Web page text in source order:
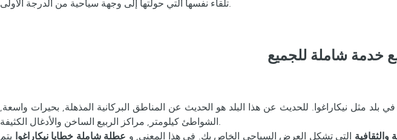
تلقاء نفسها التي حولتها إلى وجهة سياحية من الدرجة الأولى.
خدمة شاملة للجميع
مثل نيكاراغوا. للحديث عن هذا البلد هو الحديث عن المناطق البركانية المذهلة, بحيرات واسعة,
الشواطئ كيلومتر, مراكز الربيع الساخن والأدغال الكثيفة.
والثقافية التي تشكل العرض السياحي الخاص بك. في هذا المعنى, و عطلة شاملة خطايا نيكاراغوا
يتم